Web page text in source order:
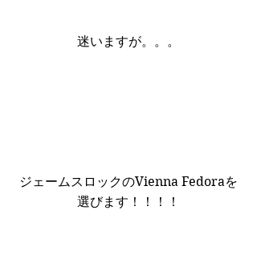
迷いますが。。。
ジェームスロックのVienna Fedoraを
選びます！！！！